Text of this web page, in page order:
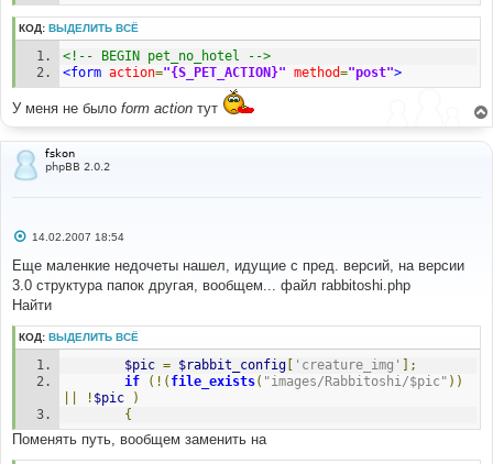
КОД: ВЫДЕЛИТЬ ВСЁ
<!-- BEGIN pet_no_hotel -->
<form action="{S_PET_ACTION}" method="post">
У меня не было form action тут
fskon
phpBB 2.0.2
С
о
б
щ
е
н
и
е
14.02.2007 18:54
Еще маленкие недочеты нашел, идущие с пред. версий, на версии
3.0 структура папок другая, вообщем... файл rabbitoshi.php
Найти
КОД: ВЫДЕЛИТЬ ВСЁ
$pic = $rabbit_config 'creature_img'
];
if
(!( file_exists( "images/Rabbitoshi/$pic" ))
! $pic
)
{
Поменять путь, вообщем заменить на